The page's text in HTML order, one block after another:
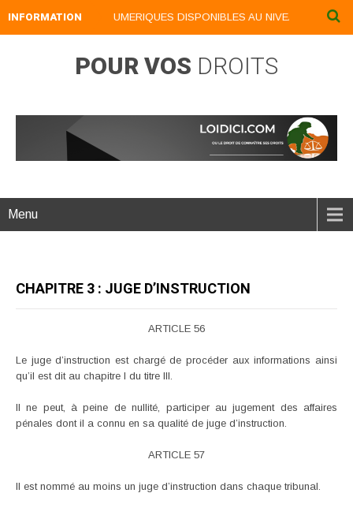
INFORMATION
NOS LIVRES NUMERIQUES DISPONIBLES AU NIVEAU DU
POUR VOS DROITS
Menu
CHAPITRE 3 : JUGE D’INSTRUCTION
ARTICLE 56
Le juge d’instruction est chargé de procéder aux informations ainsi
qu’il est dit au chapitre I du titre III.
Il ne peut, à peine de nullité, participer au jugement des affaires
pénales dont il a connu en sa qualité de juge d’instruction.
ARTICLE 57
Il est nommé au moins un juge d’instruction dans chaque tribunal.